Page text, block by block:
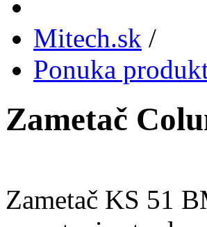
Mitech.sk /
Ponuka
Zametač
Zametač KS 51